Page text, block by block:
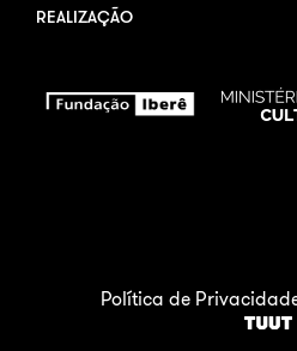
REALIZAÇÃO
Política de